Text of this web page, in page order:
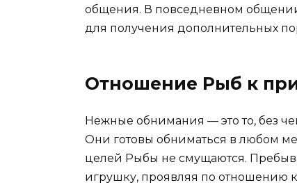
общения. В повседневном
для получения дополнительных
Отношение Рыб к
Нежные обнимания — это то, без
Они готовы обниматься в любом
целей Рыбы не смущаются.
игрушку, проявляя по отношению